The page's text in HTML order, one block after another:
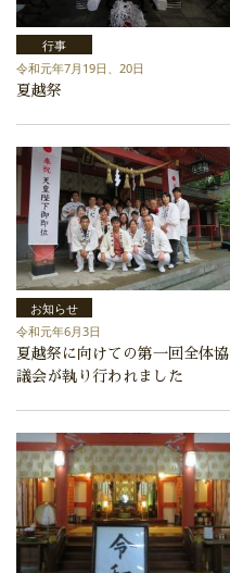
行事
令和元年7月19日、20日
夏越祭
お知らせ
令和元年6月3日
夏越祭に向けての第一回全体協
議会が執り行われました